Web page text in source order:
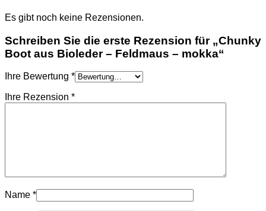
Es gibt noch keine Rezensionen.
Schreiben Sie die erste Rezension für „Chunky
Boot aus Bioleder – Feldmaus – mokka“
Ihre Bewertung *
Ihre Rezension *
Name *